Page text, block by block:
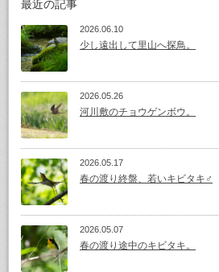
最近の記事
2026.06.10
少し遠出して里山へ探鳥。
2026.05.26
河川敷のチョウゲンボウ。
2026.05.17
春の渡り終盤、若いキビタキ♂
2026.05.07
春の渡り途中のキビタキ。